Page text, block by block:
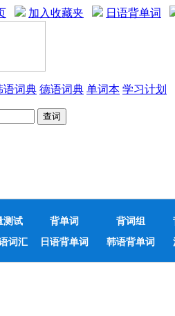
加入收藏夹 日语背单词
语词典 德语词典 单词本 学习计划
测试 背单词 背词组
词汇 日语背单词 韩语背单词